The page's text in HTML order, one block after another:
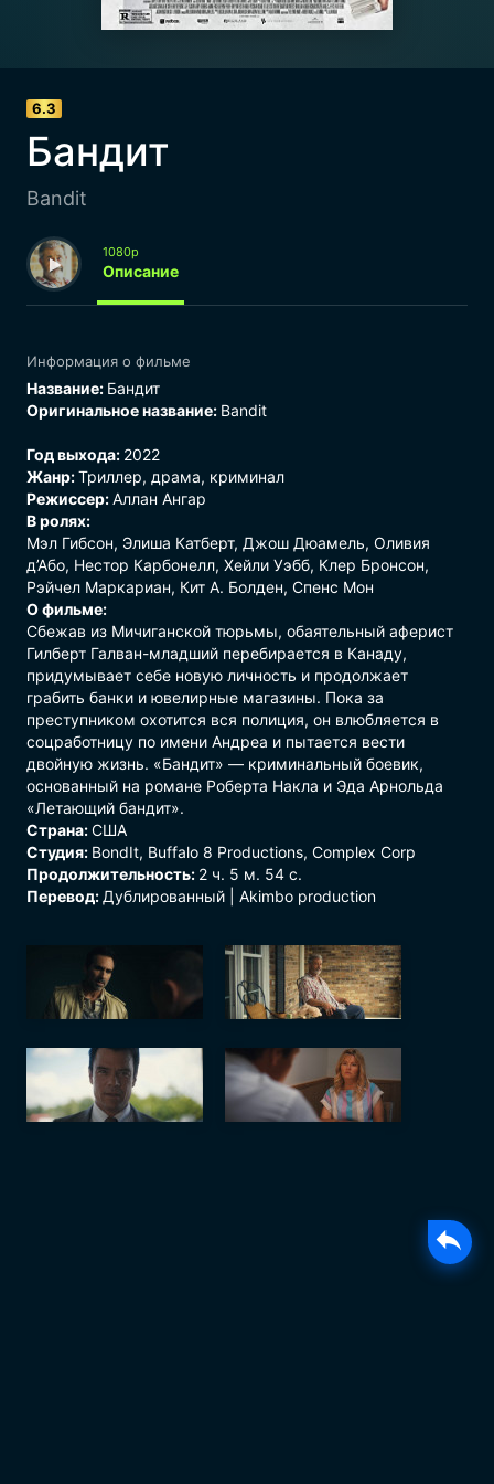
6.3
Бандит
Bandit
1080p
Описание
Информация о фильме
Название: Бандит
Оригинальное название: Bandit
Год выхода: 2022
Жанр:Триллер, драма, криминал
Режиссер:Аллан Ангар
В ролях:
Мэл Гибсон, Элиша Катберт, Джош Дюамель, Оливия
д’Або, Нестор Карбонелл, Хейли Уэбб, Клер Бронсон,
Рэйчел Маркариан, Кит А. Болден, Спенс Мон
О фильме:
Сбежав из Мичиганской тюрьмы, обаятельный аферист
Гилберт Галван-младший перебирается в Канаду,
придумывает себе новую личность и продолжает
грабить банки и ювелирные магазины. Пока за
преступником охотится вся полиция, он влюбляется в
соцработницу по имени Андреа и пытается вести
двойную жизнь. «Бандит» — криминальный боевик,
основанный на романе Роберта Накла и Эда Арнольда
«Летающий бандит».
Страна:США
Студия: BondIt, Buffalo 8 Productions, Complex Corp
Продолжительность: 2 ч. 5 м. 54 с.
Перевод: Дублированный | Akimbo production